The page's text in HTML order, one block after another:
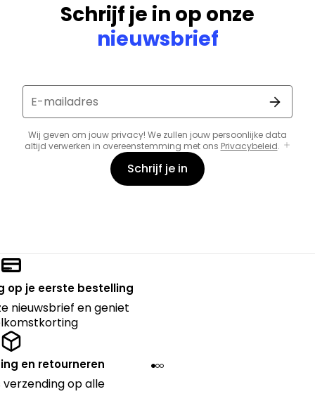
Schrijf je in op onze
nieuwsbrief
E-mailadres
Wij geven om jouw privacy! We zullen jouw persoonlijke data
altijd verwerken in overeenstemming met ons Privacybeleid.
Schrijf je in
op je eerste bestelling
nieuwsbrief en geniet
en retourneren
op alle